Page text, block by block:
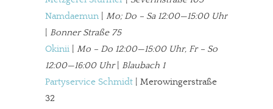
Solltest Du unsere unabhängige Berichterstattung schätzen,
kannst Du uns mit einer kleinen Spende unterstützen.
Paypal - danke@meinesuedstadt.de
JETZT SPENDEN
Namdaemun
Mo; Do – Sa 12:00—15:00 Uhr
Bonner Straße 75
Okinii
Mo – Do 12:00—15:00 Uhr, Fr – So
12:00—16:00 Uhr| Blaubach 1
Partyservice Schmidt | Merowingerstraße
32